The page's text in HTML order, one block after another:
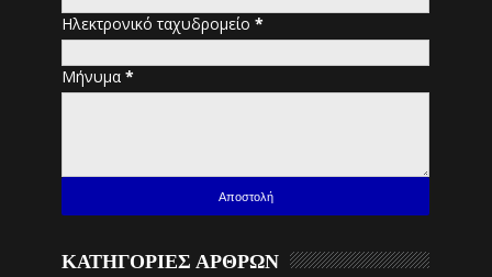
Ηλεκτρονικό ταχυδρομείο*
Μήνυμα*
ΚΑΤΗΓΟΡΙΕΣ ΑΡΘΡΩΝ